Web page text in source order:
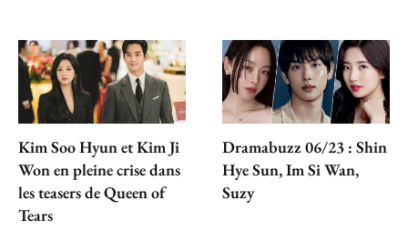
Kim Soo Hyun et Kim Ji
Won en pleine crise dans
les teasers de Queen of
Tears
Dramabuzz 06/23 : Shin
Hye Sun, Im Si Wan,
Suzy